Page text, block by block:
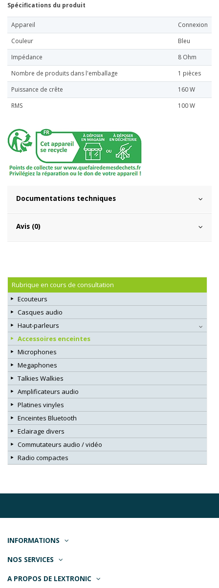
Spécifications du produit
Appareil
Connexion
Couleur
Bleu
Impédance
8 Ohm
Nombre de produits dans l'emballage
1 pièces
Puissance de crête
160 W
RMS
100 W
Documentations techniques
Avis (0)
Rubrique en cours de consultation
Ecouteurs
Casques audio
Haut-parleurs
Accessoires enceintes
Microphones
Megaphones
Talkies Walkies
Amplificateurs audio
Platines vinyles
Enceintes Bluetooth
Eclairage divers
Commutateurs audio / vidéo
Radio compactes
INFORMATIONS
NOS SERVICES
A PROPOS DE LEXTRONIC